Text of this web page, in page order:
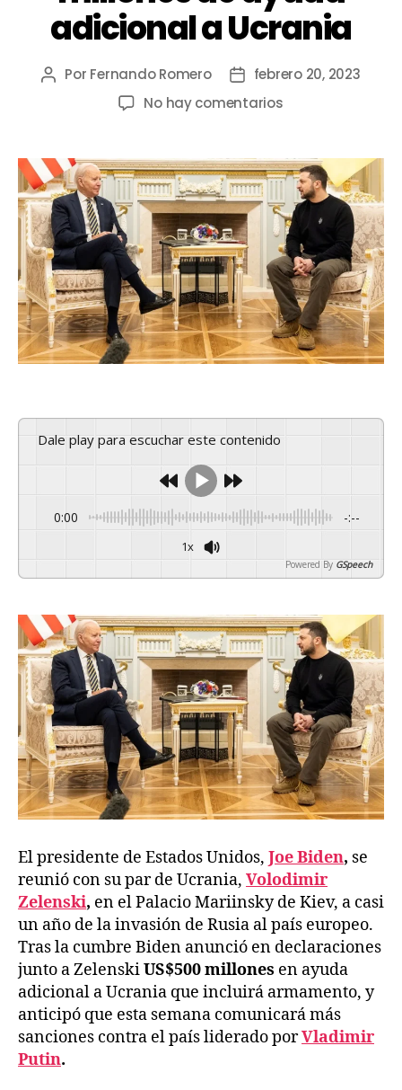
adicional a Ucrania
Por Fernando Romero
febrero 20, 2023
No hay comentarios
Dale play para escuchar este contenido
0:00 -:--
1x
Powered By GSpeech
El presidente de Estados Unidos, Joe Biden, se
reunió con su par de Ucrania, Volodimir
Zelenski, en el Palacio Mariinsky de Kiev, a casi
un año de la invasión de Rusia al país europeo.
Tras la cumbre Biden anunció en declaraciones
junto a ZelenskiUS$500 millones en ayuda
adicional a Ucrania que incluirá armamento, y
anticipó que esta semana comunicará más
sanciones contra el país liderado porVladimir
Putin.